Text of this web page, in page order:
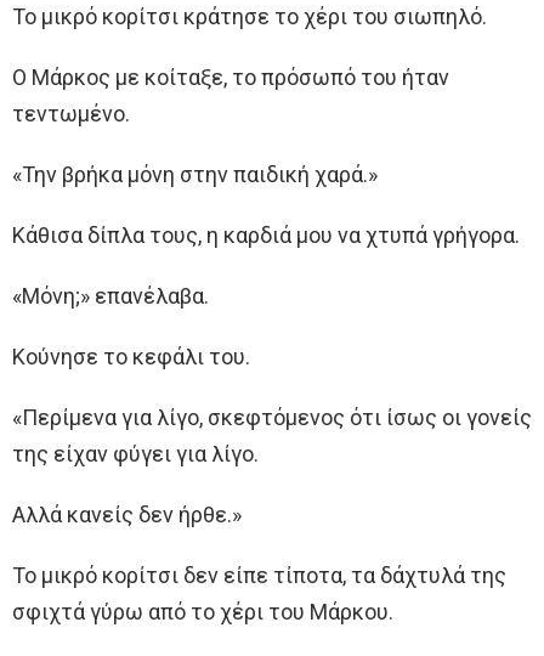
Το μικρό κορίτσι κράτησε το χέρι του σιωπηλό.
Ο Μάρκος με κοίταξε, το πρόσωπό του ήταν
τεντωμένο.
«Την βρήκα μόνη στην παιδική χαρά.»
Κάθισα δίπλα τους, η καρδιά μου να χτυπά γρήγορα.
«Μόνη;» επανέλαβα.
Κούνησε το κεφάλι του.
«Περίμενα για λίγο, σκεφτόμενος ότι ίσως οι γονείς
της είχαν φύγει για λίγο.
Αλλά κανείς δεν ήρθε.»
Το μικρό κορίτσι δεν είπε τίποτα, τα δάχτυλά της
σφιχτά γύρω από το χέρι του Μάρκου.